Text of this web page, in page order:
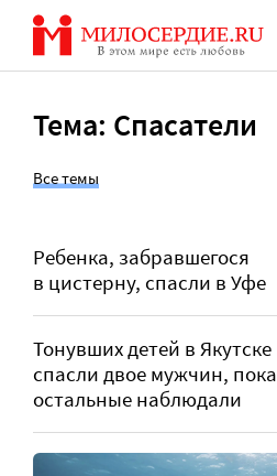
Перейти
содержанию
Тема: Спасатели
Все темы
Ребенка, забравшегося
в цистерну, спасли в Уфе
Тонувших детей в Якутске
спасли двое мужчин, пока
остальные наблюдали